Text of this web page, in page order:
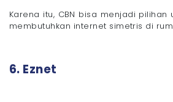
Karena itu, CBN bisa menjadi pilihan
membutuhkan internet simetris di
6. Eznet